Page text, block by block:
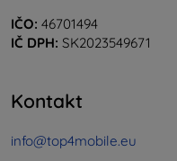
IČO: 46701494
IČ DPH: SK2023549671
Kontakt
info@top4mobile.eu